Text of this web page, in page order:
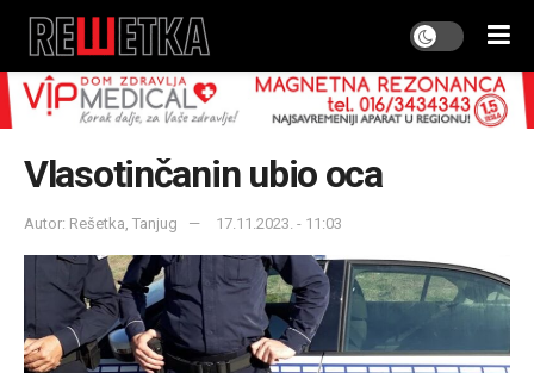
Vlasotinčanin ubio oca
Autor: Rešetka, Tanjug 17.11.2023. - 11:03